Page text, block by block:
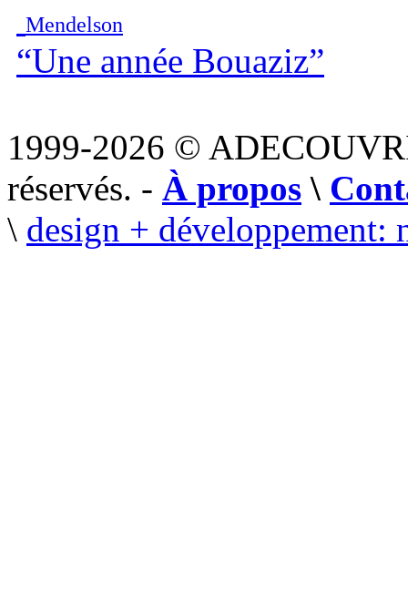
Mendelson
“Une année Bouaziz”
1999-2026 ©
réservés. - À propos \
\ design + développement: